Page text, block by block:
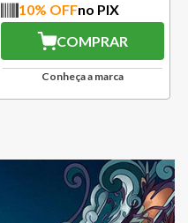
10% OFFno PIX
COMPRAR
Conheça a marca